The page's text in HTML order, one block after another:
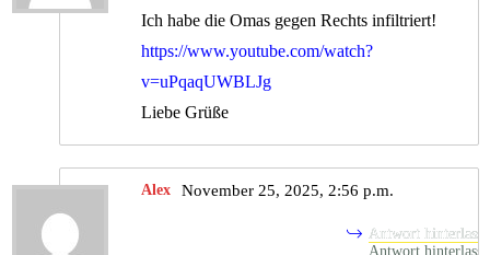
Ich habe die Omas gegen Rechts infiltriert!
https://www.youtube.com/watch?
v=uPqaqUWBLJg
Liebe Grüße
Alex November 25, 2025, 2:56 p.m.
Antwort